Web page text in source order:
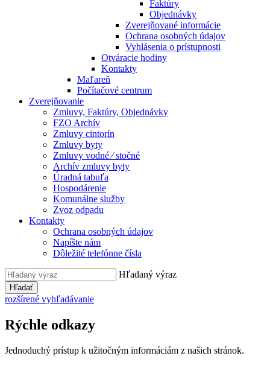
Faktúry
Objednávky
Zverejňované informácie
Ochrana osobných údajov
Vyhlásenia o prístupnosti
Otváracie hodiny
Kontakty
Maľareň
Počítačové centrum
Zverejňovanie
Zmluvy, Faktúry, Objednávky
FZO Archív
Zmluvy cintorín
Zmluvy byty
Zmluvy vodné ⁄ stočné
Archív zmluvy byty
Úradná tabuľa
Hospodárenie
Komunálne služby
Zvoz odpadu
Kontakty
Ochrana osobných údajov
Napíšte nám
Dôležité telefónne čísla
Hľadaný výraz
Hľadať
rozšírené vyhľadávanie
Rýchle odkazy
Jednoduchý prístup k užitočným informáciám z našich stránok.